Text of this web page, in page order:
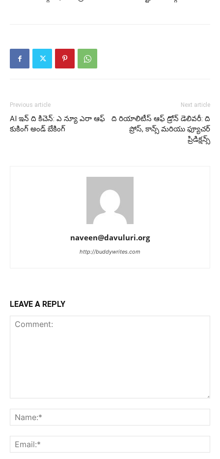
Previous article
AI ఇన్ ది కిచెన్: ఎ న్యూ ఎరా ఆఫ్
కుకింగ్ అండ్ బేకింగ్
Next article
ది రియాలిటీస్ ఆఫ్ డ్రోన్ డెలివరీ: ది
ప్రోస్, కాన్స్ మరియు ఫ్యూచర్
ప్రిడిక్షన్స్
naveen@davuluri.org
http://buddywrites.com
LEAVE A REPLY